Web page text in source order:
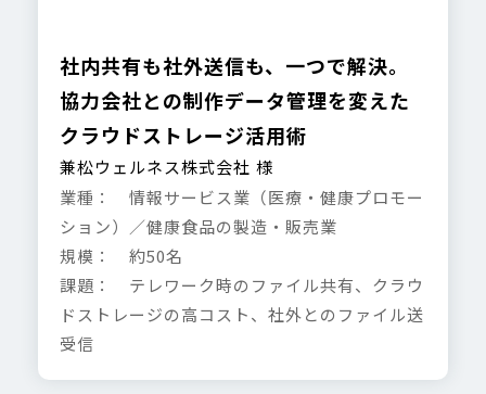
社内共有も社外送信も、一つで解決。
協力会社との制作データ管理を変えた
クラウドストレージ活用術
兼松ウェルネス株式会社 様
業種： 情報サービス業（医療・健康プロモー
ション）／健康食品の製造・販売業
規模： 約50名
課題： テレワーク時のファイル共有、クラウ
ドストレージの高コスト、社外とのファイル送
受信